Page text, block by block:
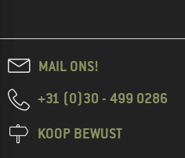
MAIL ONS!
+31 (0)30 - 499 0286
KOOP BEWUST